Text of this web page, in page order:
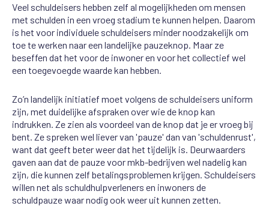
Veel schuldeisers hebben zelf al mogelijkheden om mensen
met schulden in een vroeg stadium te kunnen helpen. Daarom
is het voor individuele schuldeisers minder noodzakelijk om
toe te werken naar een landelijke pauzeknop. Maar ze
beseffen dat het voor de inwoner en voor het collectief wel
een toegevoegde waarde kan hebben.
Zo’n landelijk initiatief moet volgens de schuldeisers uniform
zijn, met duidelijke afspraken over wie de knop kan
indrukken. Ze zien als voordeel van de knop dat je er vroeg bij
bent. Ze spreken wel liever van 'pauze' dan van 'schuldenrust',
want dat geeft beter weer dat het tijdelijk is. Deurwaarders
gaven aan dat de pauze voor mkb-bedrijven wel nadelig kan
zijn, die kunnen zelf betalingsproblemen krijgen. Schuldeisers
willen net als schuldhulpverleners en inwoners de
schuldpauze waar nodig ook weer uit kunnen zetten.